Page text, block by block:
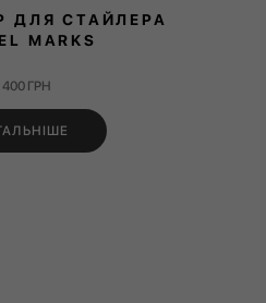
ДЛЯ СТАЙЛЕРА
MARKS
400 ГРН